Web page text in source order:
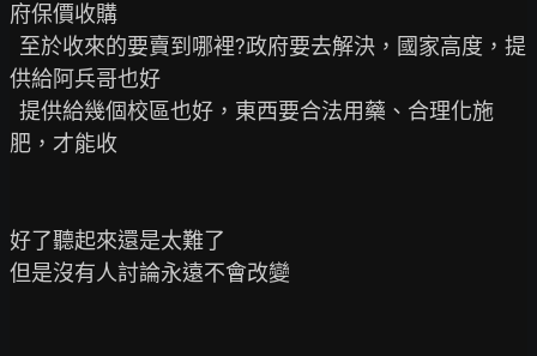
府保價收購
供給阿兵哥也好
肥，才能收
好了聽起來還是太難了
但是沒有人討論永遠不會改變